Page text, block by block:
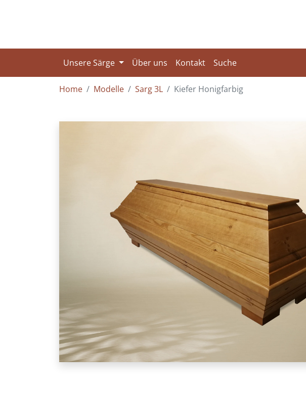
Unsere Särge Über uns Kontakt Suche
Home Modelle Sarg 3L Kiefer Honigfarbig